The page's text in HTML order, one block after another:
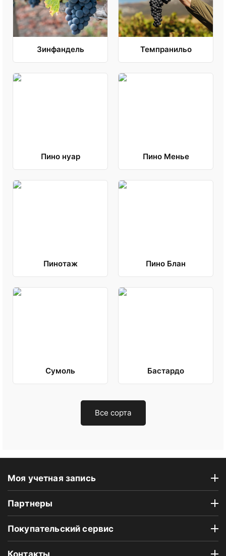
Зинфандель Темпранильо
Пино нуар Пино Менье
Пинотаж Пино Блан
Сумоль Бастардо
Все сорта
Моя учетная запись
Партнеры
Покупательский сервис
Контакты